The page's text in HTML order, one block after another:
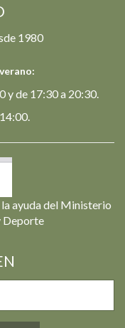
1980
y de 17:30 a 20:30.
ayuda del Ministerio
Deporte